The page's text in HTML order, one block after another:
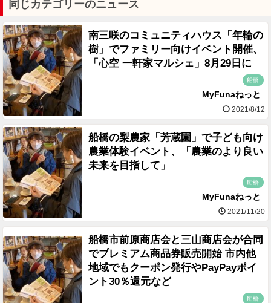
同じカテゴリーのニュース
南三咲のコミュニティハウス「年輪の
樹」でファミリー向けイベント開催、
「心空 一軒家マルシェ」8月29日に
船橋
MyFunaねっと
2021/8/12
船橋の梨農家「芳蔵園」で子ども向け
農業体験イベント、「農業のより良い
未来を目指して」
船橋
MyFunaねっと
2021/11/20
船橋市前原商店会と三山商店会が合同
でプレミアム商品券販売開始 市内他
地域でもクーポン発行やPayPayポイ
ント30％還元など
船橋